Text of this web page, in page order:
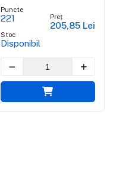
Puncte
221
Stoc
Disponibil
Preț
205,85 Lei